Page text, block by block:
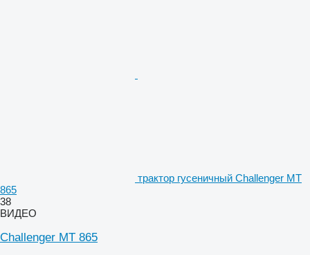
трактор гусеничный Challenger MT
865
38
ВИДЕО
Challenger MT 865